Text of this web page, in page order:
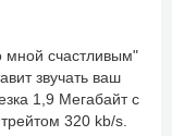
мной счастливым"
звучать ваш
1,9 Мегабайт с
320 kb/s.